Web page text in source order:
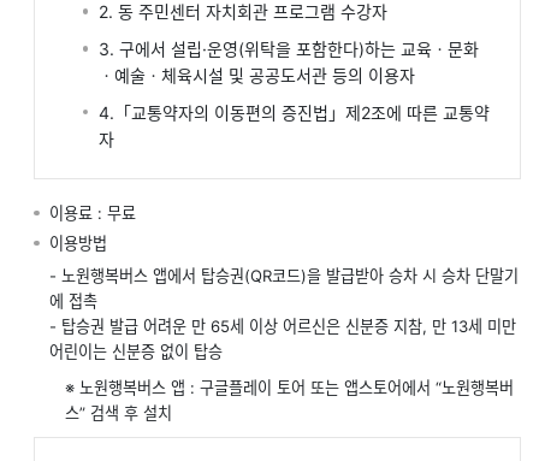
2. 동 주민센터 자치회관 프로그램 수강자
3. 구에서 설립·운영(위탁을 포함한다)하는 교육ㆍ문화
ㆍ예술ㆍ체육시설 및 공공도서관 등의 이용자
4.「교통약자의 이동편의 증진법」제2조에 따른 교통약
자
이용료 : 무료
이용방법
- 노원행복버스 앱에서 탑승권(QR코드)을 발급받아 승차 시 승차 단말기
에 접촉
- 탑승권 발급 어려운 만 65세 이상 어르신은 신분증 지참, 만 13세 미만
어린이는 신분증 없이 탑승
※ 노원행복버스 앱 : 구글플레이 토어 또는 앱스토어에서 “노원행복버
스” 검색 후 설치